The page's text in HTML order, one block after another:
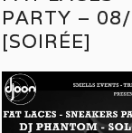
PARTY –
[SOIRÉE]